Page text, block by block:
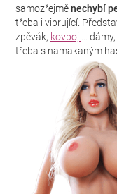
samozřejměnechybí
třeba i vibrující.
zpěvák, kovboj …
třeba s namakaným